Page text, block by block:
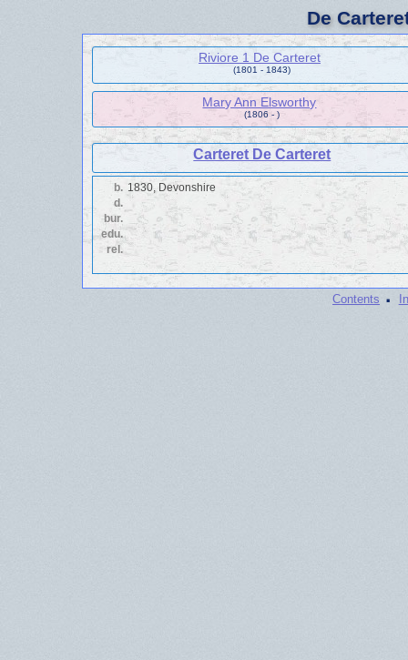
De
Riviore 1 De Carteret
(1801 - 1843)
Mary Ann Elsworthy
(1806 - )
Carteret De Carteret
b. 1830, Devonshire
d.
bur.
edu.
rel.
Contents ·